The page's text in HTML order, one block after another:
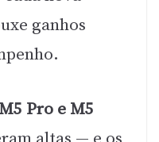
ganhos
M5 Pro e M5